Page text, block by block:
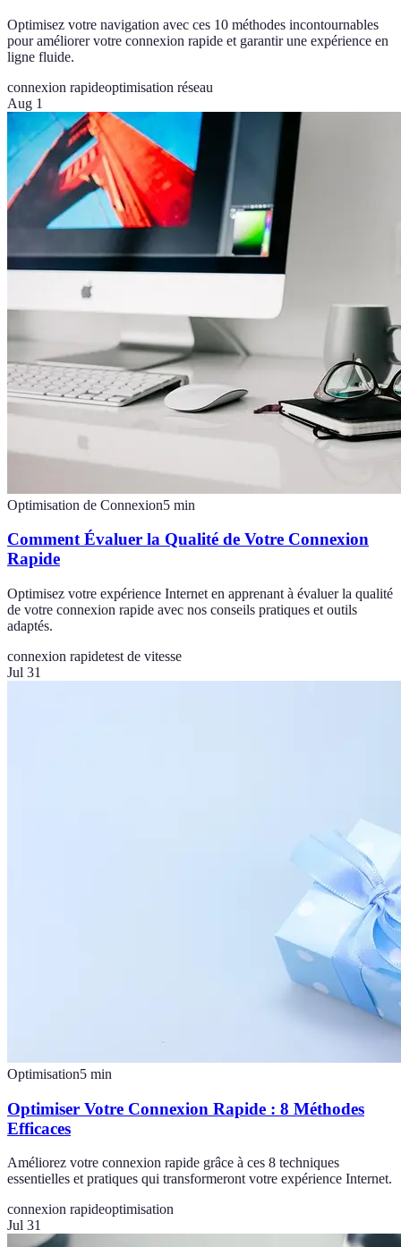
Optimisez votre navigation avec ces 10 méthodes incontournables
pour améliorer votre connexion rapide et garantir une expérience en
ligne fluide.
connexion rapideoptimisation réseau
Aug 1
Optimisation de Connexion5 min
Comment Évaluer la Qualité de Votre Connexion
Rapide
Optimisez votre expérience Internet en apprenant à évaluer la qualité
de votre connexion rapide avec nos conseils pratiques et outils
adaptés.
connexion rapidetest de vitesse
Jul 31
Optimisation5 min
Optimiser Votre Connexion Rapide : 8 Méthodes
Efficaces
Améliorez votre connexion rapide grâce à ces 8 techniques
essentielles et pratiques qui transformeront votre expérience Internet.
connexion rapideoptimisation
Jul 31